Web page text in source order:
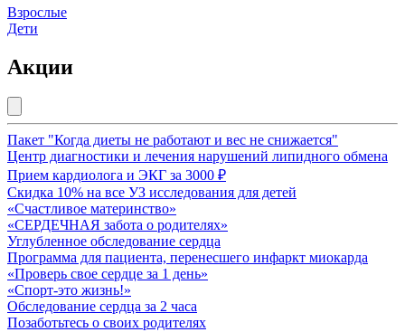
Взрослые
Дети
Акции
Пакет "Когда диеты не работают и вес не снижается"
Центр диагностики и лечения нарушений липидного обмена
Прием кардиолога и ЭКГ за 3000 ₽
Скидка 10% на все УЗ исследования для детей
«Счастливое материнство»
«СЕРДЕЧНАЯ забота о родителях»
Углубленное обследование сердца
Программа для пациента, перенесшего инфаркт миокарда
«Проверь свое сердце за 1 день»
«Спорт-это жизнь!»
Обследование сердца за 2 часа
Позаботьтесь о своих родителях